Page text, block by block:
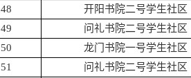
48
开阳书院二号学生社区
49
问礼书院二号学生社区
50
龙门书院一号学生社区
51
问礼书院二号学生社区